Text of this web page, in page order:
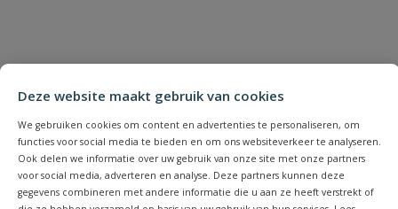
Deze website maakt gebruik van cookies
We gebruiken cookies om content en advertenties te personaliseren, om
functies voor social media te bieden en om ons websiteverkeer te analyseren.
Ook delen we informatie over uw gebruik van onze site met onze partners
voor social media, adverteren en analyse. Deze partners kunnen deze
gegevens combineren met andere informatie die u aan ze heeft verstrekt of
Naam
Samenvatting